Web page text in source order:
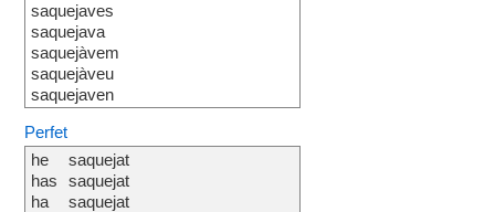
saquejaves
saquejava
saquejàvem
saquejàveu
saquejaven
Perfet
he
has
ha
saquejat
saquejat
saquejat